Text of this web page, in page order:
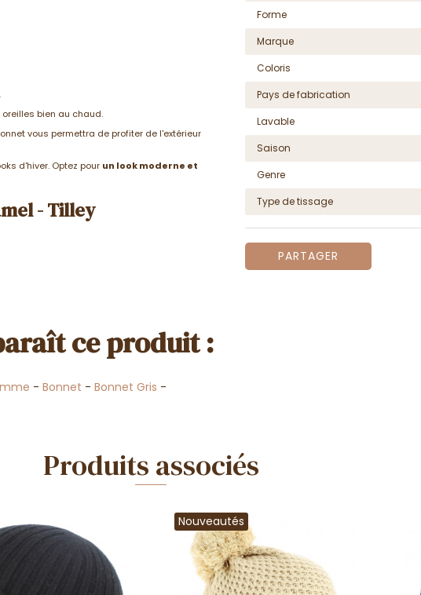
bien au chaud.
vous permettra de profiter de l'extérieur
d'hiver. Optez pour un look moderne et
- Tilley
ce produit :
-Bonnet -Bonnet Gris -
Forme
Marque
Coloris
Pays de fabrication
Lavable
Saison
Genre
Type de tissage
PARTAGER
Produits associés
Nouveautés